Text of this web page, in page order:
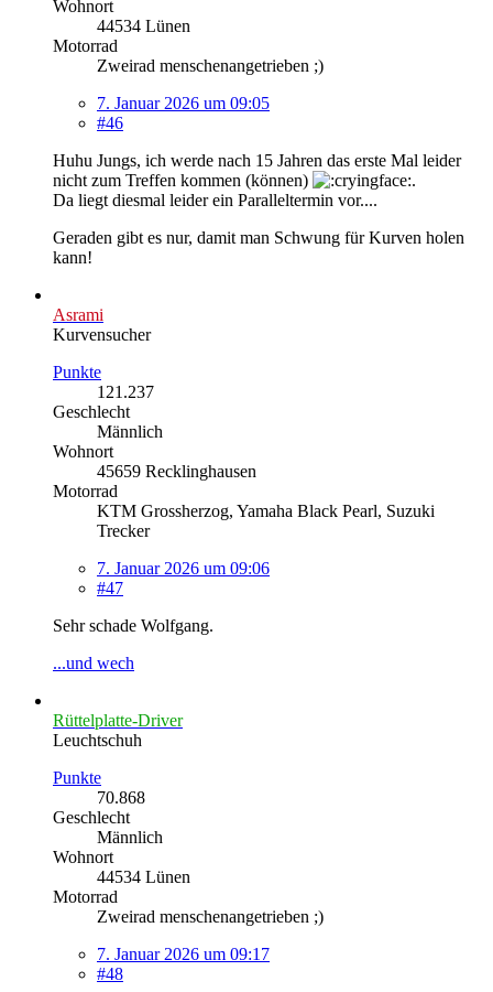
Wohnort
44534 Lünen
Motorrad
Zweirad menschenangetrieben ;)
7. Januar 2026 um 09:05
#46
Huhu Jungs, ich werde nach 15 Jahren das erste Mal leider
nicht zum Treffen kommen (können)
.
Da liegt diesmal leider ein Paralleltermin vor....
Geraden gibt es nur, damit man Schwung für Kurven holen
kann!
Asrami
Kurvensucher
Punkte
121.237
Geschlecht
Männlich
Wohnort
45659 Recklinghausen
Motorrad
KTM Grossherzog, Yamaha Black Pearl, Suzuki
Trecker
7. Januar 2026 um 09:06
#47
Sehr schade Wolfgang.
...und wech
Rüttelplatte-Driver
Leuchtschuh
Punkte
70.868
Geschlecht
Männlich
Wohnort
44534 Lünen
Motorrad
Zweirad menschenangetrieben ;)
7. Januar 2026 um 09:17
#48